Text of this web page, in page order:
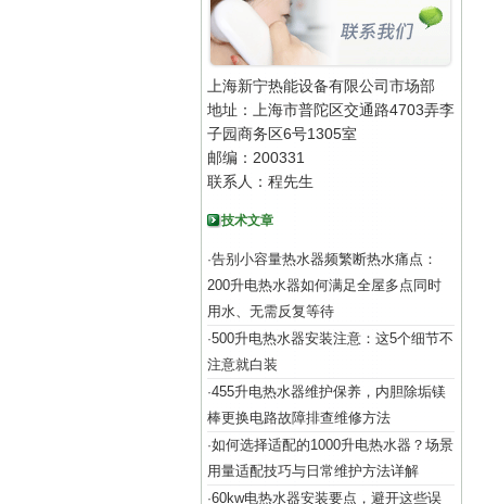
上海新宁热能设备有限公司市场部
地址：上海市普陀区交通路4703弄李
子园商务区6号1305室
邮编：200331
联系人：程先生
技术文章
·告别小容量热水器频繁断热水痛点：
200升电热水器如何满足全屋多点同时
用水、无需反复等待
·500升电热水器安装注意：这5个细节不
注意就白装
·455升电热水器维护保养，内胆除垢镁
棒更换电路故障排查维修方法
·如何选择适配的1000升电热水器？场景
用量适配技巧与日常维护方法详解
·60kw电热水器安装要点，避开这些误